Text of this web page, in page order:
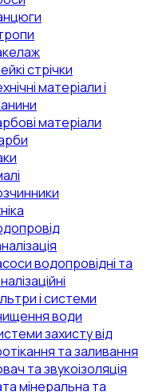
стрічки
матеріали і
матеріали
водопровідні та
і системи
води
захисту від
та заливання
та звукоізоляція
мінеральна та